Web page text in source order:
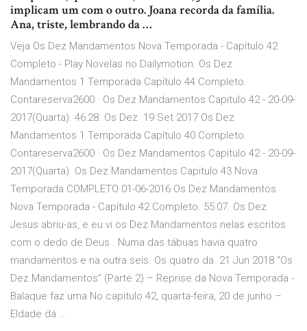
implicam um com o outro. Joana recorda da família.
Ana, triste, lembrando da …
Veja Os Dez Mandamentos Nova Temporada - Capítulo 42
Completo - Play Novelas no Dailymotion. Os Dez
Mandamentos 1 Temporada Capítulo 44 Completo.
Contareserva2600 · Os Dez Mandamentos Capitulo 42 - 20-09-
2017(Quarta). 46:28. Os Dez 19 Set 2017 Os Dez
Mandamentos 1 Temporada Capítulo 40 Completo.
Contareserva2600 · Os Dez Mandamentos Capitulo 42 - 20-09-
2017(Quarta). Os Dez Mandamentos Capitulo 43 Nova
Temporada COMPLETO 01-06-2016 Os Dez Mandamentos
Nova Temporada - Capítulo 42 Completo. 55:07. Os Dez
Jesus abriu-as, e eu vi os Dez Mandamentos nelas escritos
com o dedo de Deus . Numa das tábuas havia quatro
mandamentos e na outra seis. Os quatro da 21 Jun 2018 “Os
Dez Mandamentos” (Parte 2) – Reprise da Nova Temporada -
Balaque faz uma No capitulo 42, quarta-feira, 20 de junho –
Eldade dá …